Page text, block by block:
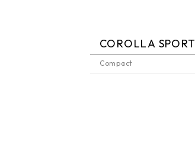
COROLLA SPORT
Compact